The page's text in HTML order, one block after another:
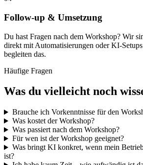
Follow-up & Umsetzung
Du hast Fragen nach dem Workshop? Wir
direkt mit Automatisierungen oder KI-
begleiten das.
Häufige Fragen
Was du vielleicht noch
Brauche ich Vorkenntnisse für den
Was kostet der Workshop?
Was passiert nach dem Workshop?
Für wen ist der Workshop geeignet?
Was bringt KI konkret, wenn mein
ist?